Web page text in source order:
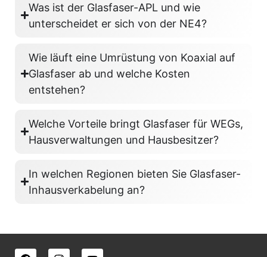
Was ist der Glasfaser-APL und wie
unterscheidet er sich von der NE4?
Wie läuft eine Umrüstung von Koaxial auf
Glasfaser ab und welche Kosten
entstehen?
Welche Vorteile bringt Glasfaser für WEGs,
Hausverwaltungen und Hausbesitzer?
In welchen Regionen bieten Sie Glasfaser-
Inhausverkabelung an?